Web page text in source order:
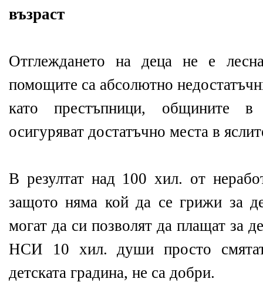
възраст
Отглеждането на деца не е
помощите са абсолютно
като престъпници, общините в
осигуряват достатъчно места в
В резултат над 100 хил. от
защото няма кой да се грижи за
могат да си позволят да плащат за
НСИ 10 хил. души просто
детската градина, не са добри.